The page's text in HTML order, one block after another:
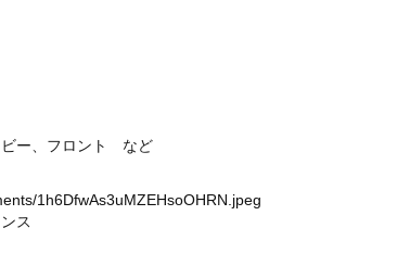
ビー、フロント など
1h6DfwAs3uMZEHsoOHRN.jpeg
ス